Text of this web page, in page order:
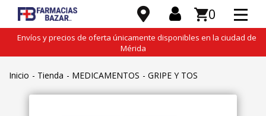
0
Envíos y precios de oferta únicamente disponibles en la ciudad de
Mérida
Inicio Tienda MEDICAMENTOS GRIPE Y TOS